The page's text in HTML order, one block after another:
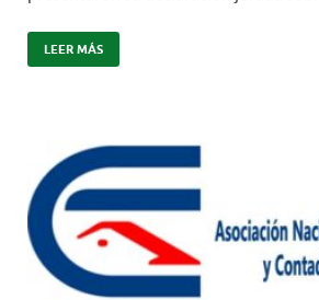
LEER MÁS